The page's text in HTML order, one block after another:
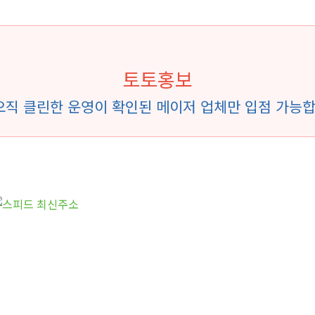
토토홍보
클린한 운영이 확인된 메이저 업체만 입점 가능